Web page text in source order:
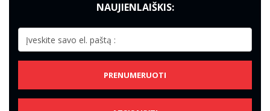
NAUJIENLAIŠKIS:
PRENUMERUOTI